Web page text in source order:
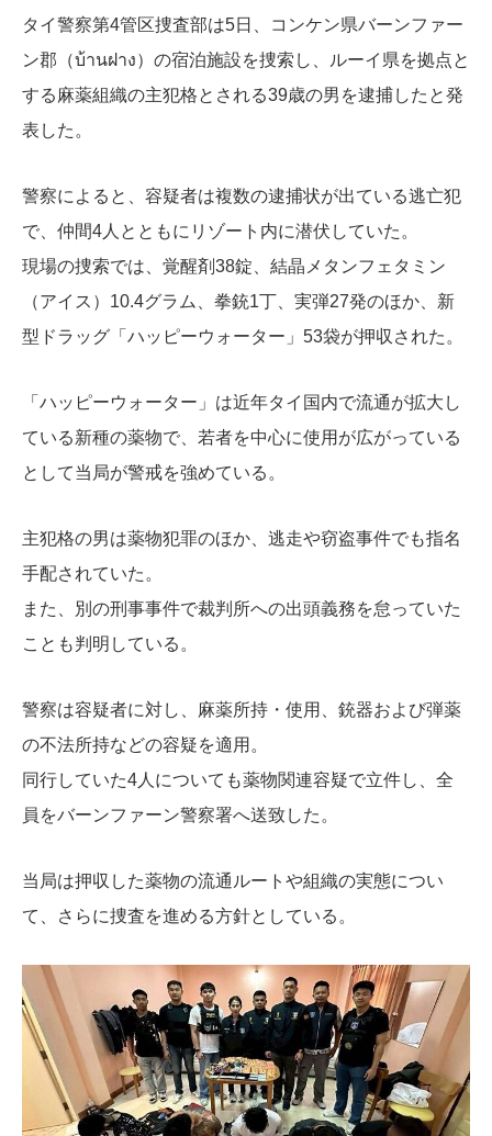
タイ警察第4管区捜査部は5日、コンケン県バーンファー
ン郡（บ้านฝาง）の宿泊施設を捜索し、ルーイ県を拠点と
する麻薬組織の主犯格とされる39歳の男を逮捕したと発
表した。
警察によると、容疑者は複数の逮捕状が出ている逃亡犯
で、仲間4人とともにリゾート内に潜伏していた。
現場の捜索では、覚醒剤38錠、結晶メタンフェタミン
（アイス）10.4グラム、拳銃1丁、実弾27発のほか、新
型ドラッグ「ハッピーウォーター」53袋が押収された。
「ハッピーウォーター」は近年タイ国内で流通が拡大し
ている新種の薬物で、若者を中心に使用が広がっている
として当局が警戒を強めている。
主犯格の男は薬物犯罪のほか、逃走や窃盗事件でも指名
手配されていた。
また、別の刑事事件で裁判所への出頭義務を怠っていた
ことも判明している。
警察は容疑者に対し、麻薬所持・使用、銃器および弾薬
の不法所持などの容疑を適用。
同行していた4人についても薬物関連容疑で立件し、全
員をバーンファーン警察署へ送致した。
当局は押収した薬物の流通ルートや組織の実態につい
て、さらに捜査を進める方針としている。